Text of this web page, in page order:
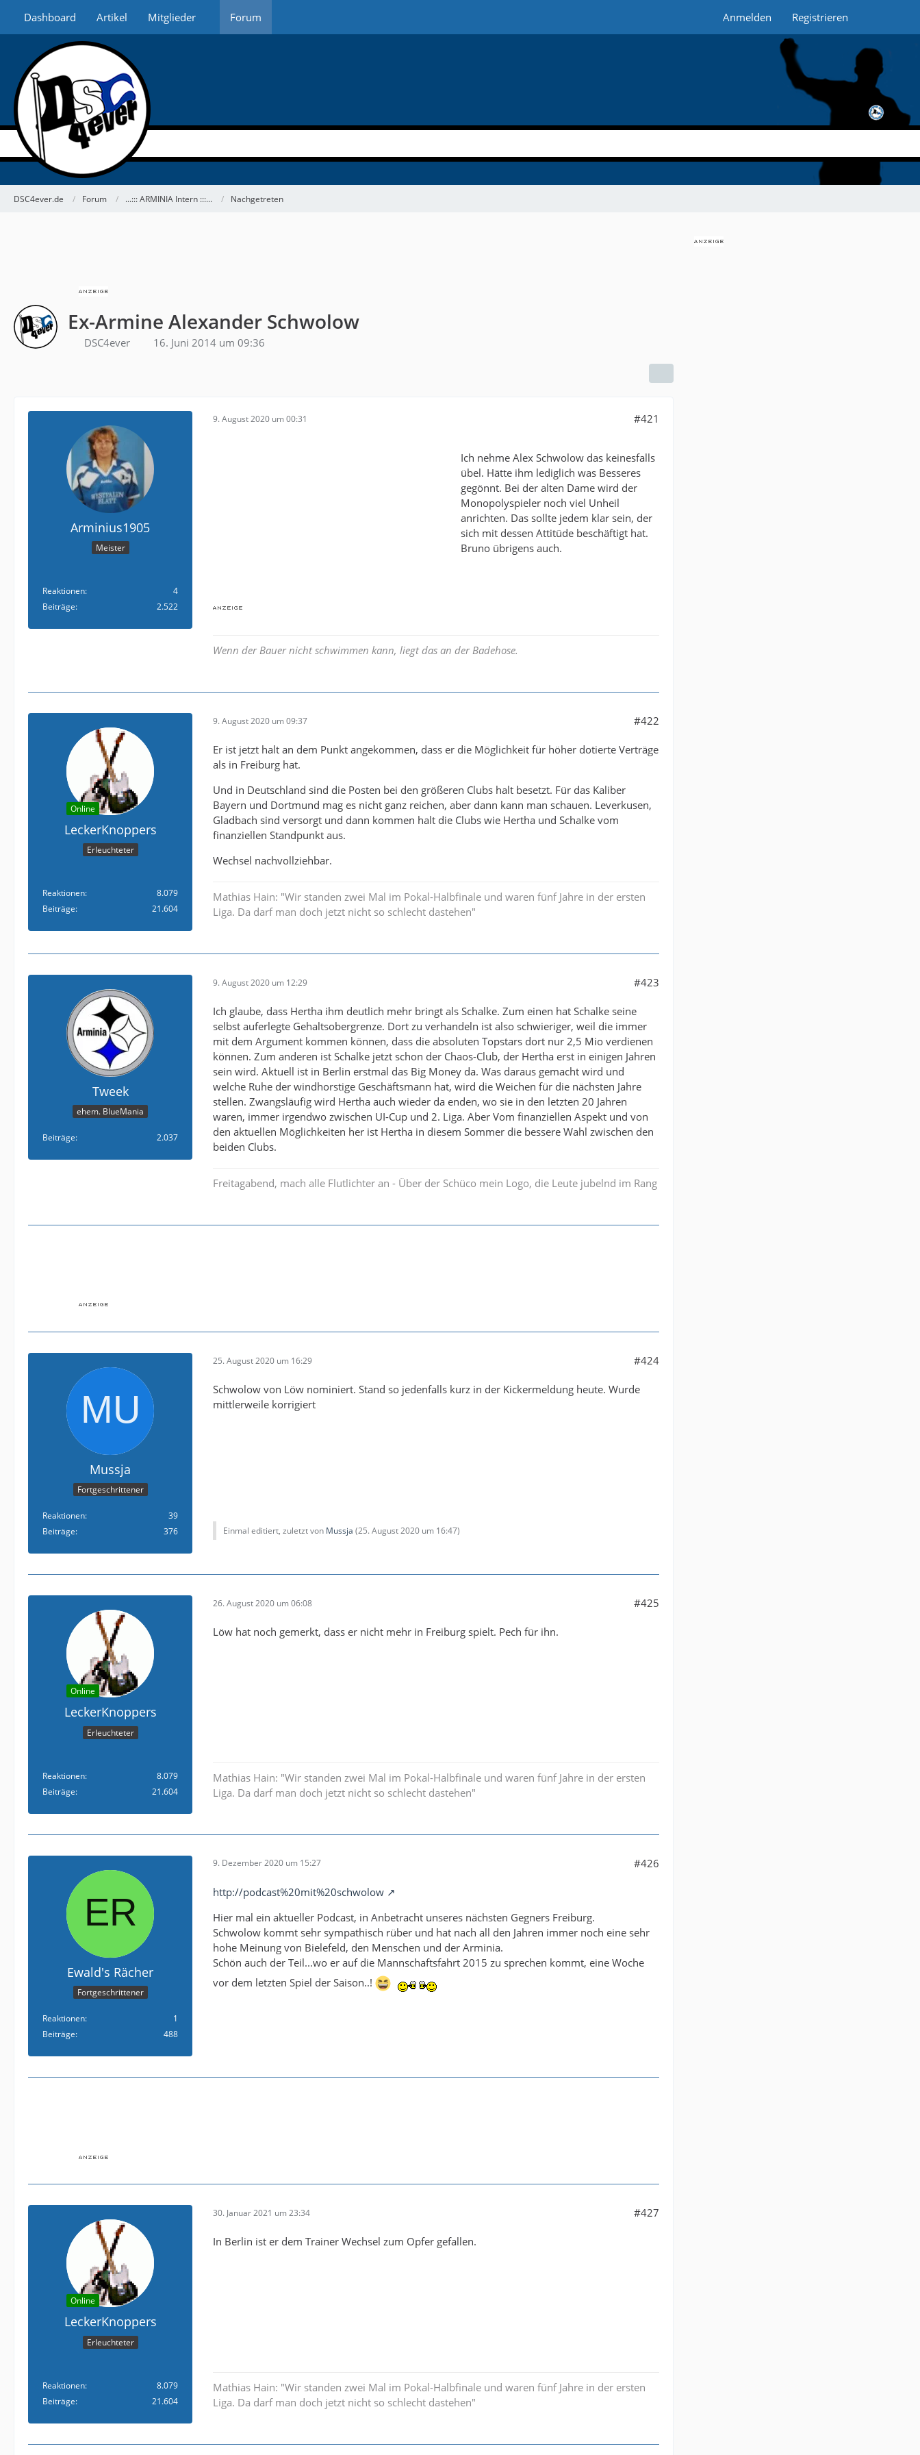
Dashboard Artikel Mitglieder Forum Anmelden Registrieren
DSC4ever.de Forum ...::: ARMINIA Intern :::... Nachgetreten
Ex-Armine Alexander Schwolow
DSC4ever 16. Juni 2014 um 09:36
Arminius1905
Meister
Reaktionen
4
Beiträge
2.522
9. August 2020 um 00:31 #421
Ich nehme Alex Schwolow das keinesfalls
übel. Hätte ihm lediglich was Besseres
gegönnt. Bei der alten Dame wird der
Monopolyspieler noch viel Unheil
anrichten. Das sollte jedem klar sein, der
sich mit dessen Attitüde beschäftigt hat.
Bruno übrigens auch.
Wenn der Bauer nicht schwimmen kann, liegt das an der Badehose.
Online
LeckerKnoppers
Erleuchteter
Reaktionen
8.079
Beiträge
21.604
9. August 2020 um 09:37 #422
Er ist jetzt halt an dem Punkt angekommen, dass er die Möglichkeit für höher dotierte Verträge
als in Freiburg hat.
Und in Deutschland sind die Posten bei den größeren Clubs halt besetzt. Für das Kaliber
Bayern und Dortmund mag es nicht ganz reichen, aber dann kann man schauen. Leverkusen,
Gladbach sind versorgt und dann kommen halt die Clubs wie Hertha und Schalke vom
finanziellen Standpunkt aus.
Wechsel nachvollziehbar.
Mathias Hain: "Wir standen zwei Mal im Pokal-Halbfinale und waren fünf Jahre in der ersten
Liga. Da darf man doch jetzt nicht so schlecht dastehen"
Tweek
ehem. BlueMania
Beiträge 2.037
9. August 2020 um 12:29 #423
Ich glaube, dass Hertha ihm deutlich mehr bringt als Schalke. Zum einen hat Schalke seine
selbst auferlegte Gehaltsobergrenze. Dort zu verhandeln ist also schwieriger, weil die immer
mit dem Argument kommen können, dass die absoluten Topstars dort nur 2,5 Mio verdienen
können. Zum anderen ist Schalke jetzt schon der Chaos-Club, der Hertha erst in einigen Jahren
sein wird. Aktuell ist in Berlin erstmal das Big Money da. Was daraus gemacht wird und
welche Ruhe der windhorstige Geschäftsmann hat, wird die Weichen für die nächsten Jahre
stellen. Zwangsläufig wird Hertha auch wieder da enden, wo sie in den letzten 20 Jahren
waren, immer irgendwo zwischen UI-Cup und 2. Liga. Aber Vom finanziellen Aspekt und von
den aktuellen Möglichkeiten her ist Hertha in diesem Sommer die bessere Wahl zwischen den
beiden Clubs.
Freitagabend, mach alle Flutlichter an - Über der Schüco mein Logo, die Leute jubelnd im Rang
Mussja
Fortgeschrittener
Reaktionen
39
Beiträge
376
25. August 2020 um 16:29 #424
Schwolow von Löw nominiert. Stand so jedenfalls kurz in der Kickermeldung heute. Wurde
mittlerweile korrigiert
Einmal editiert, zuletzt von Mussja (25. August 2020 um 16:47)
Online
LeckerKnoppers
Erleuchteter
Reaktionen
8.079
Beiträge
21.604
26. August 2020 um 06:08 #425
Löw hat noch gemerkt, dass er nicht mehr in Freiburg spielt. Pech für ihn.
Mathias Hain: "Wir standen zwei Mal im Pokal-Halbfinale und waren fünf Jahre in der ersten
Liga. Da darf man doch jetzt nicht so schlecht dastehen"
Ewald's Rächer
Fortgeschrittener
Reaktionen
1
Beiträge
488
9. Dezember 2020 um 15:27 #426
http://podcast%20mit%20schwolow
Hier mal ein aktueller Podcast, in Anbetracht unseres nächsten Gegners Freiburg.
Schwolow kommt sehr sympathisch rüber und hat nach all den Jahren immer noch eine sehr
hohe Meinung von Bielefeld, den Menschen und der Arminia.
Schön auch der Teil...wo er auf die Mannschaftsfahrt 2015 zu sprechen kommt, eine Woche
vor dem letzten Spiel der Saison..!
Online
LeckerKnoppers
Erleuchteter
Reaktionen
8.079
Beiträge
21.604
30. Januar 2021 um 23:34 #427
In Berlin ist er dem Trainer Wechsel zum Opfer gefallen.
Mathias Hain: "Wir standen zwei Mal im Pokal-Halbfinale und waren fünf Jahre in der ersten
Liga. Da darf man doch jetzt nicht so schlecht dastehen"